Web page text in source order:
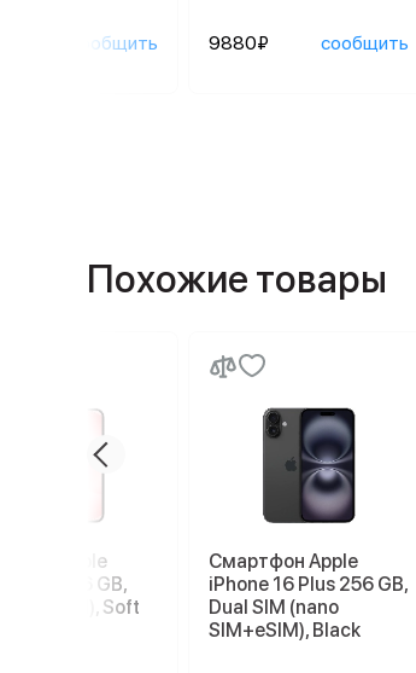
сообщить 9880₽ сообщить
Похожие товары
Apple
17e 256 GB,
(eSIM), Soft
Смартфон Apple
iPhone 16 Plus 256 GB,
Dual SIM (nano
SIM+eSIM), Black